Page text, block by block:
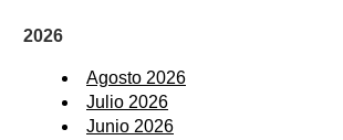
2026
Agosto 2026
Julio 2026
Junio 2026